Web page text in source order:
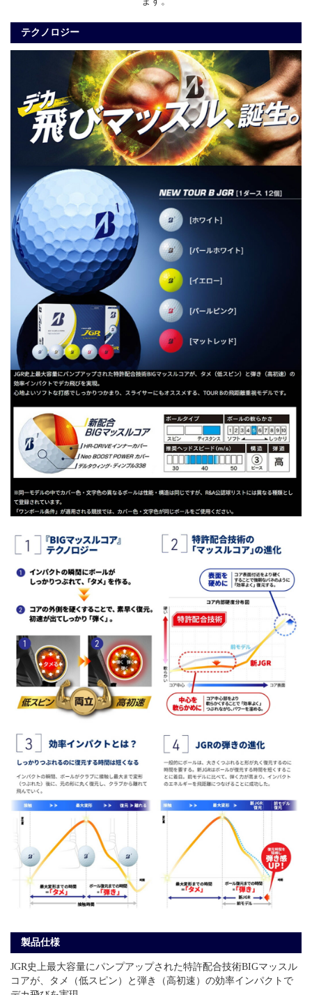
テクノロジー
製品仕様
JGR史上最大容量にパンプアップされた特許配合技術BIGマッスル
コアが、タメ（低スピン）と弾き（高初速）の効率インパクトで